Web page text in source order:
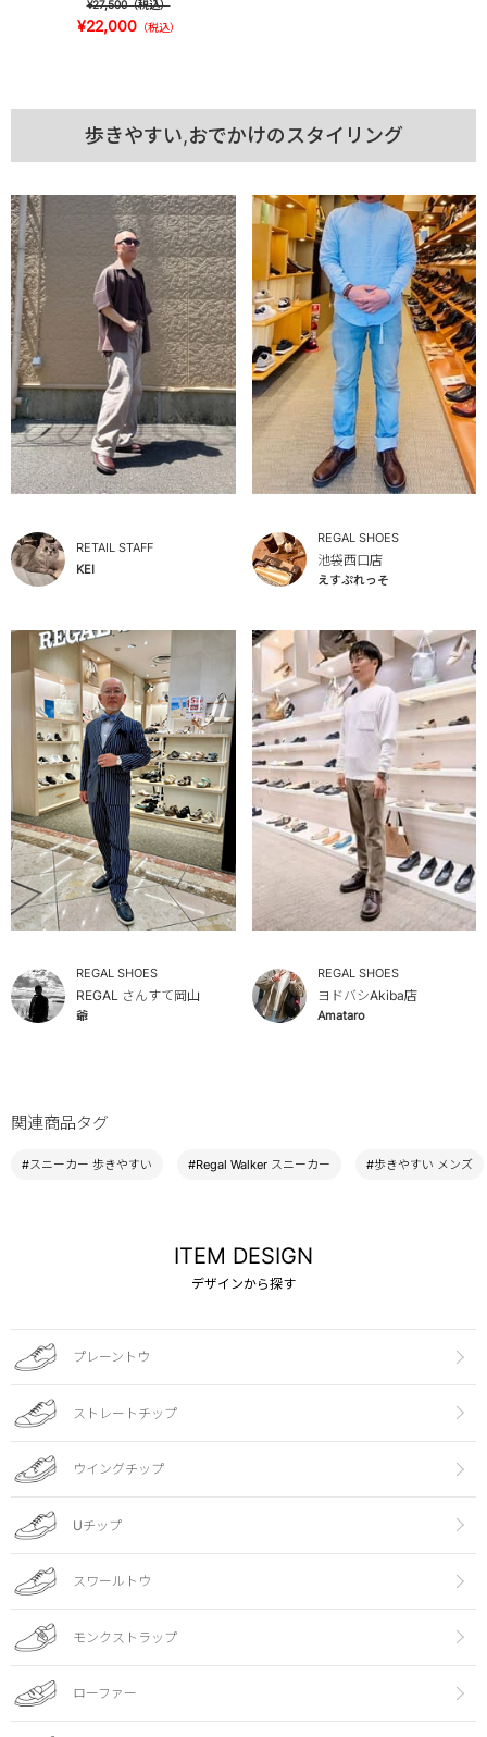
¥27,500（税込）
¥22,000（税込）
歩きやすい,おでかけのスタイリング
RETAIL STAFF
KEI
REGAL SHOES
池袋西口店
えすぷれっそ
REGAL SHOES
REGAL さんすて岡山
爺
REGAL SHOES
ヨドバシAkiba店
Amataro
関連商品タグ
#スニーカー 歩きやすい #Regal Walker スニーカー #歩きやすい メンズ
ITEM DESIGN
デザインから探す
プレーントウ
ストレートチップ
ウイングチップ
Uチップ
スワールトウ
モンクストラップ
ローファー